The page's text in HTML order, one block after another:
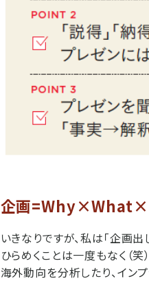
企画
いきなりですが、私は「企画
ひらめくことは一度もなく（
海外動向を分析したり、イン